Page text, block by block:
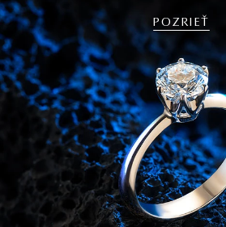
POZRIEŤ